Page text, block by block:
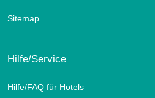
Sitemap
Hilfe/Service
Hilfe/FAQ für Hotels